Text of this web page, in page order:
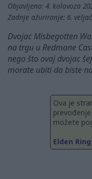
Objavljeno: 4. kolovoza
Zadnje ažuriranje: 6.
Dvojac Misbegotten
na trgu u Redmane
nego što ovaj dvojac
morate ubiti da biste
Ova je
možete
Elden